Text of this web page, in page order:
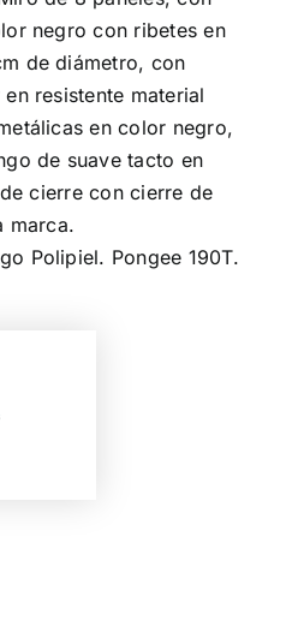
negro con ribetes en
de diámetro, con
resistente material
en color negro,
de suave tacto en
cierre con cierre de
marca.
Polipiel. Pongee 190T.